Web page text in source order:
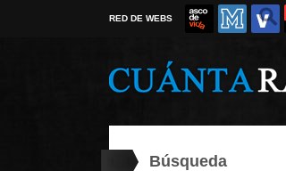
RED DE WEBS
Búsqueda